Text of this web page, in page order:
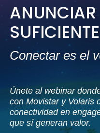
ANUNCIAR
SUFICIENTE
Conectar es el
Únete al webinar
con Movistar y Volaris
conectividad en
que sí generan valor.